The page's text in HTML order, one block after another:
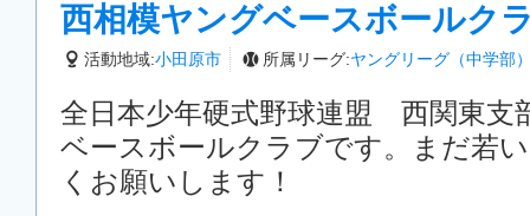
西相模ヤングベースボールク
活動地域:小田原市 所属リーグ:ヤングリーグ（中学部
全日本少年硬式野球連盟 西関東支
ベースボールクラブです。まだ若
くお願いします！